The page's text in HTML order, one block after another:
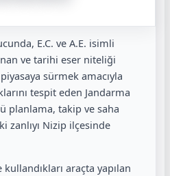
E.C. ve A.E. isimli
ve tarihi eser niteliği
sürmek amacıyla
tespit eden Jandarma
takip ve saha
zanlıyı Nizip ilçesinde
araçta yapılan